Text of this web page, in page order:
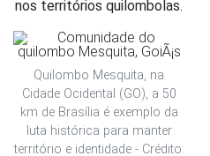
nos territórios quilombolas.
Quilombo Mesquita, na
Cidade Ocidental (GO), a 50
km de Brasília é exemplo da
luta histórica para manter
território e identidade - Crédito: